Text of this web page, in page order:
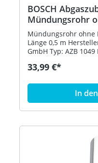
BOSCH
Mündungsrohr
d:125 mm
Mündungsrohr ohne
Länge 0,5 m
GmbH Typ: AZB 1049 Bestell-Nr.: 7746900998
33,99 €*
In